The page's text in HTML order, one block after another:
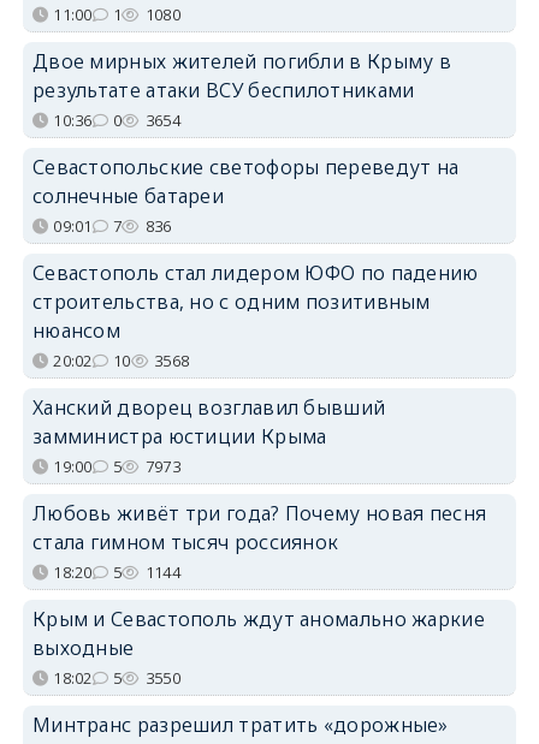
11:00 1 1080
Двое мирных жителей погибли в Крыму в
результате атаки ВСУ беспилотниками
10:36 0 3654
Севастопольские светофоры переведут на
солнечные батареи
09:01 7 836
Севастополь стал лидером ЮФО по падению
строительства, но с одним позитивным
нюансом
20:02 10 3568
Ханский дворец возглавил бывший
замминистра юстиции Крыма
19:00 5 7973
Любовь живёт три года? Почему новая песня
стала гимном тысяч россиянок
18:20 5 1144
Крым и Севастополь ждут аномально жаркие
выходные
18:02 5 3550
Минтранс разрешил тратить «дорожные»